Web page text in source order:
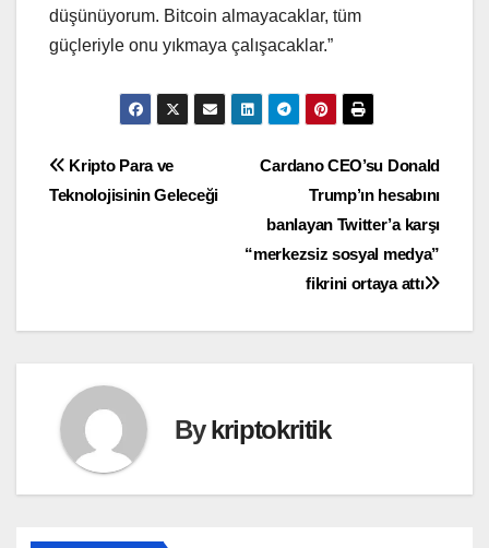
düşünüyorum. Bitcoin almayacaklar, tüm
güçleriyle onu yıkmaya çalışacaklar.”
Yazı
gezinmesi
Cardano CEO’su Donald
Trump’ın hesabını
banlayan Twitter’a karşı
“merkezsiz sosyal medya”
fikrini ortaya attı
Kripto Para ve
Teknolojisinin Geleceği
Bykriptokritik